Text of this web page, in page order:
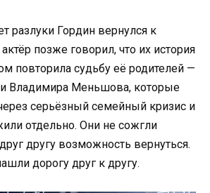
разлуки Гордин вернулся к
позже говорил, что их история
повторила судьбу её родителей —
Владимира Меньшова, которые
серьёзный семейный кризис и
отдельно. Они не сожгли
другу возможность вернуться.
дорогу друг к другу.